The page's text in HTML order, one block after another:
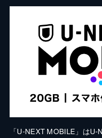
「U-NEXT MOBILE」は